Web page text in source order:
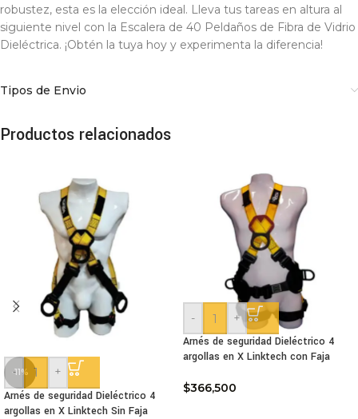
robustez, esta es la elección ideal. Lleva tus tareas en altura al
siguiente nivel con la Escalera de 40 Peldaños de Fibra de Vidrio
Dieléctrica. ¡Obtén la tuya hoy y experimenta la diferencia!
Tipos de Envio
Productos relacionados
-11%
-
+
Arnés de seguridad Dieléctrico 4
argollas en X Linktech Sin Faja
-
+
Arnés de seguridad Dieléctrico 4
argollas en X Linktech con Faja
$366,500